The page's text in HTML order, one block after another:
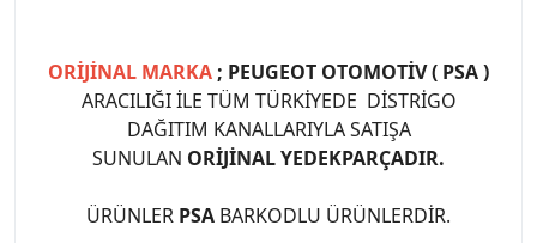
ORİJİNAL MARKA ; PEUGEOT OTOMOTİV ( PSA )
ARACILIĞI İLE TÜM TÜRKİYEDE DİSTRİGO
DAĞITIM KANALLARIYLA SATIŞA
SUNULAN ORİJİNAL YEDEKPARÇADIR.
ÜRÜNLER PSA BARKODLU ÜRÜNLERDİR.